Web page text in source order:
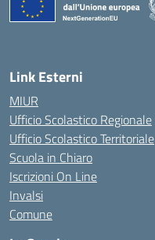
Link Esterni
MIUR
Ufficio Scolastico Regionale
Ufficio Scolastico Territoriale
Scuola in Chiaro
Iscrizioni On Line
Invalsi
Comune